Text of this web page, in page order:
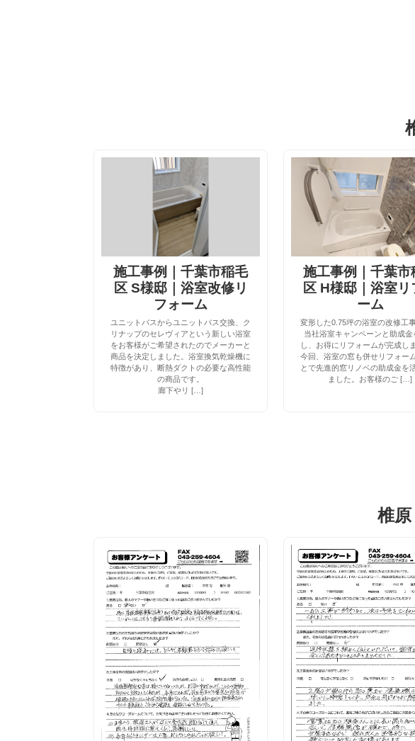
施工事例｜千葉市稲毛
区 S様邸｜浴室改修リ
フォーム
ユニットバスからユニットバス交換、ク
リナップのセレヴィアという新しい浴室
をお客様がご希望されたのでメーカーと
商品を決定しました。浴室換気乾燥機に
特徴があり、断熱ダクトの必要な高性能
の商品です。
廊下やリ […]
施工事例｜千葉市
区 H様邸｜浴室リ
ーム
変形した0.75坪の浴室の改修工事
当社浴室キャンペーンと助成金
し、お得にリフォームが完成し
今回、浴室の窓も併せリフォー
とで先進的窓リノベの助成金を
ました。お客様のご […]
椎